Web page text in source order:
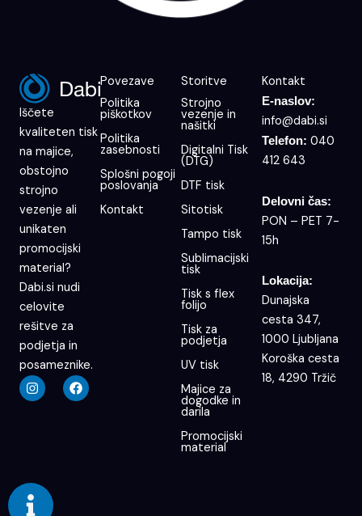
Iščete
kvaliteten tisk
na majice,
obstojno
strojno
vezenje ali
unikaten
promocijski
material?
Dabi.si nudi
celovite
rešitve za
podjetja in
posameznike.
I
n
s
m
F
a
c
Povezave
Politika
piškotkov
Politika
zasebnosti
Splošni pogoji
poslovanja
Kontakt
Storitve
Strojno
vezenje in
našitki
Digitalni Tisk
(DTG)
DTF tisk
Sitotisk
Tampo tisk
Sublimacijski
tisk
Tisk s flex
folijo
Tisk za
podjetja
UV tisk
Majice za
dogodke in
darila
Promocijski
material
Kontakt
E-naslov:
info@dabi.si
Telefon: 040
412 643
Delovni čas:
PON – PET 7-
15h
Lokacija:
Dunajska
cesta 347,
1000 Ljubljana
Koroška cesta
18, 4290 Tržič